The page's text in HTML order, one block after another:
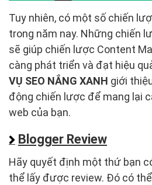
Tuy nhiên, có một số chiến
trong năm nay. Những chiến
sẽ giúp chiến lược Content
càng phát triển và đạt hiệu
VỤ SEO NẮNG XANH giới
động chiến lược để mang lại
web của bạn.
Blogger Review
Hãy quyết định một thứ bạn
thể lấy được review. Đó có